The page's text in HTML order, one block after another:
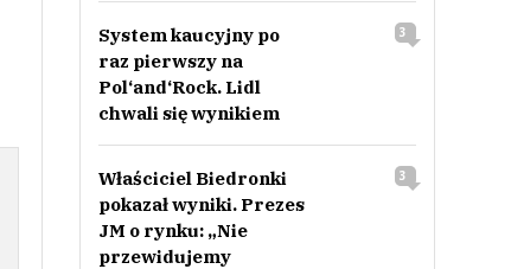
System kaucyjny po
raz pierwszy na
Pol‘and‘Rock. Lidl
chwali się wynikiem
3
Właściciel Biedronki
pokazał wyniki. Prezes
JM o rynku: „Nie
przewidujemy
3